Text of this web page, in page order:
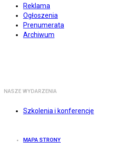
Reklama
Ogłoszenia
Prenumerata
Archiwum
NASZE WYDARZENIA
Szkolenia i konferencje
MAPA STRONY